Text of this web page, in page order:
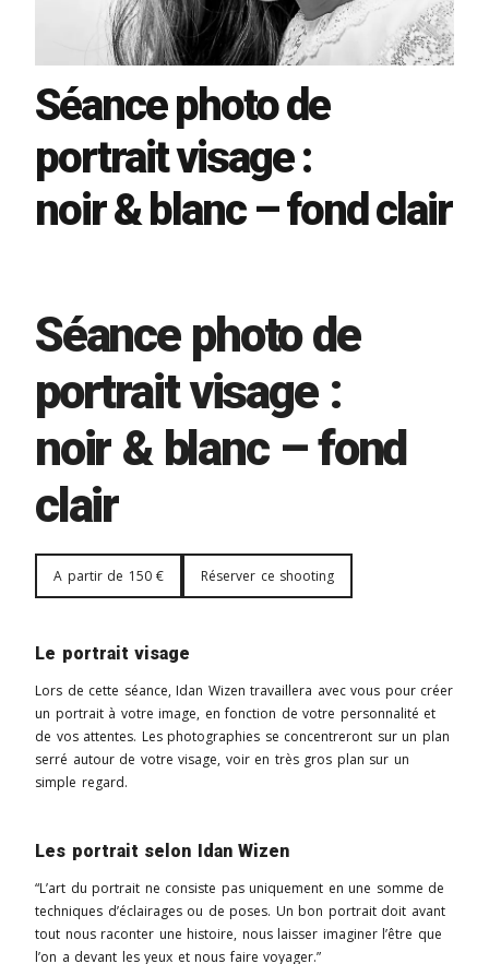
Séance photo de
portrait visage :
noir & blanc – fond clair
Séance photo de
portrait visage :
noir & blanc – fond
clair
A partir de 150 € Réserver ce shooting
Le portrait visage
Lors de cette séance, Idan Wizen travaillera avec vous pour créer
un portrait à votre image, en fonction de votre personnalité et
de vos attentes. Les photographies se concentreront sur un plan
serré autour de votre visage, voir en très gros plan sur un
simple regard.
Les portrait selon Idan Wizen
“L’art du portrait ne consiste pas uniquement en une somme de
techniques d’éclairages ou de poses. Un bon portrait doit avant
tout nous raconter une histoire, nous laisser imaginer l’être que
l’on a devant les yeux et nous faire voyager.”